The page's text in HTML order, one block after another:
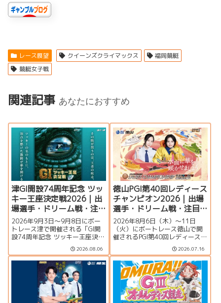
レース展望 クイーンズクライマックス
福岡競艇
競艇女子戦
関連記事 あなたにおすすめ
津GI開設74周年記念 ツッ
キー王座決定戦2026｜出
場選手・ドリーム戦・注
目モーター・イベント情
報まとめ
2026年9月3日〜9月8日にボー
トレース津で開催される「GI開
設74周年記念 ツッキー王座決定
手一覧、シリーズ展望、ドリー
ム戦、注目モーター、水面特
徴、イベント情報まで詳しく紹
2026.08.06
徳山PGI第40回レディース
チャンピオン2026｜出場
選手・ドリーム戦・注目
モーター・イベント情報
まとめ
2026年8月6日（木）～11日
（火）にボートレース徳山で開
催されるPGI第40回レディースチ
の特集ページです。出場選手一
覧、シリーズ展望、ドリーム
戦、注目モーター、水面特徴、
イベント情報まで詳しく紹介し
ます。
2026.07.16